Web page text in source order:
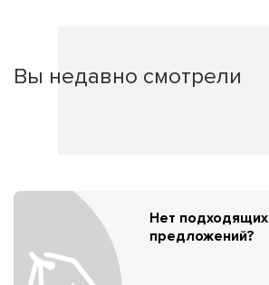
Вы недавно смотрели
Нет подходящих
предложений?